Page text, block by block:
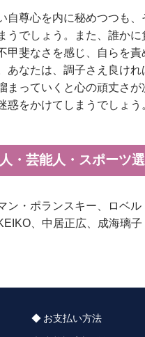
自尊心を内に秘めつつも
うでしょう。また、誰か
甲斐なさを感じ、自らを
あなたは、調子さえ良け
まっていくと心の頑丈さ
惑をかけてしまうでしょ
・芸能人・スポーツ
ン・ポランスキー、ロベ
、中居正広、成海璃子
お支払い方法